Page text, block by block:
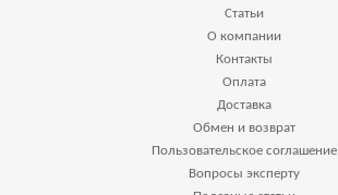
Статьи
О компании
Контакты
Оплата
Доставка
Обмен и возврат
Пользовательское соглашение
Вопросы эксперту